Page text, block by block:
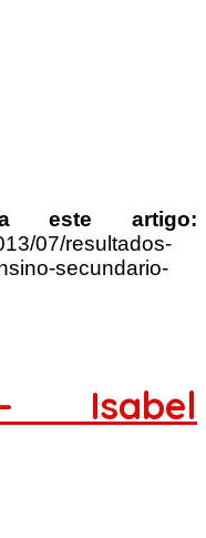
este artigo:
07/resultados-
secundario-
Isabel